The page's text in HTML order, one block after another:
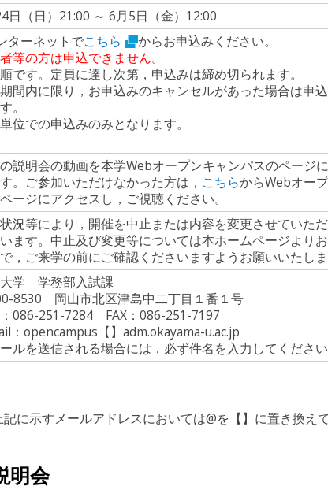
日（日）21:00 ～ 6月5日（金）12:00
ターネットでこちら
からお申込みください。
等の方は申込できません。
です。定員に達し次第，申込みは締め切られます。
間内に限り，お申込みのキャンセルがあった場合は申
。
位での申込みのみとなります。
説明会の動画を本学Webオープンキャンパスのページ
。ご参加いただけなかった方は， こちらからWebオー
ージにアクセスし，ご視聴ください。
況等により，開催を中止または内容を変更させていた
ます。中止及び変更等については本ホームページより
，ご来学の前にご確認くださいますようお願いいたしま
学 学務部入試課
8530 岡山市北区津島中二丁目１番１号
086-251-7284 FAX：086-251-7197
：opencampus【】adm.okayama-u.ac.jp
ールを送信される場合には，必ず件名を入力してください
に示すメールアドレスにおいては@を【】に置き換えて
明会